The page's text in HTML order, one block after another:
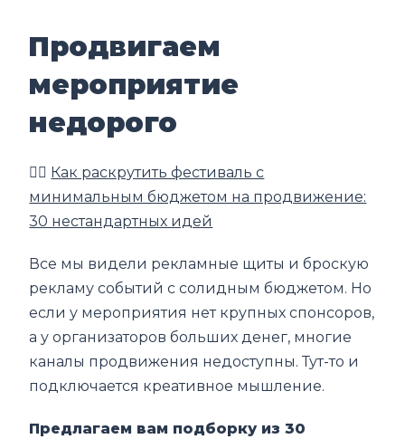
Продвигаем
мероприятие
недорого
👉🏼 Как раскрутить фестиваль с
минимальным бюджетом на продвижение:
30 нестандартных идей
Все мы видели рекламные щиты и броскую
рекламу событий с солидным бюджетом. Но
если у мероприятия нет крупных спонсоров,
а у организаторов больших денег, многие
каналы продвижения недоступны. Тут-то и
подключается креативное мышление.
Предлагаем вам подборку из 30